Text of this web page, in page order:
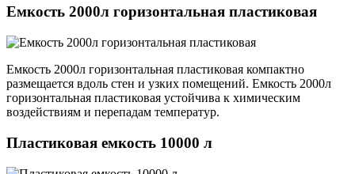
Емкость 2000л горизонтальная пластиковая
Емкость 2000л горизонтальная пластиковая компактно
размещается вдоль стен и узких помещений. Емкость 2000л
горизонтальная пластиковая устойчива к химическим
воздействиям и перепадам температур.
Пластиковая емкость 10000 л